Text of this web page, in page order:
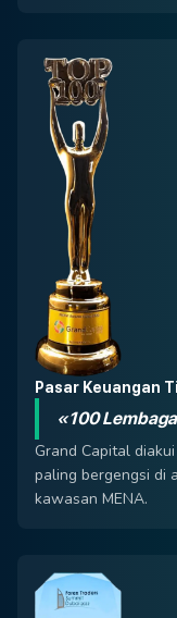
Pasar Keuangan
«100
Grand Capital
paling bergengsi di
kawasan MENA.